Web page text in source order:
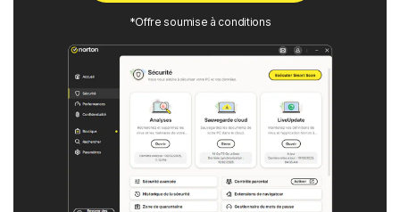
*Offre soumise à conditions